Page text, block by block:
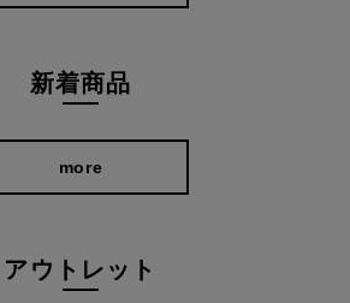
ングで、脚が前に出やすいように設計し
レスフリーに着用していただけます。
新着商品
more
アウトレット